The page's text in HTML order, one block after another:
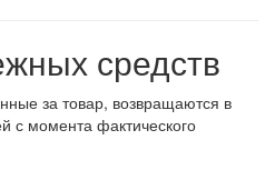
средств
за товар, возвращаются в
с момента фактического